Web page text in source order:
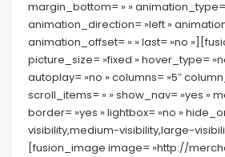
margin_bottom= » » animation_type=
animation_direction= »left »
animation_offset= » » last= »no
picture_size= »fixed » hover_type=
autoplay= »no » columns= »5″
scroll_items= » » show_nav= »yes »
border= »yes » lightbox= »no »
visibility,medium-visibility,large-
[fusion_image image= »http://